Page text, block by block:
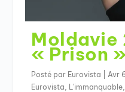
Moldavie
« Prison »
Posté par Eurovista Avr
Eurovista
L'immanquable